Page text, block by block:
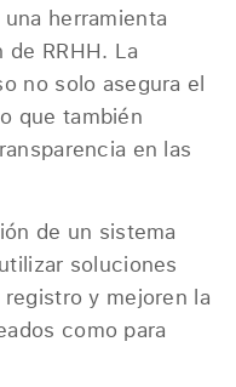
herramienta
RRHH. La
no solo asegura el
que también
en las
de un sistema
soluciones
y mejoren la
como para